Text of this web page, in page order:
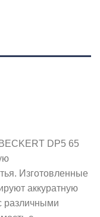
DP5 65
Изготовленные
аккуратную
различными